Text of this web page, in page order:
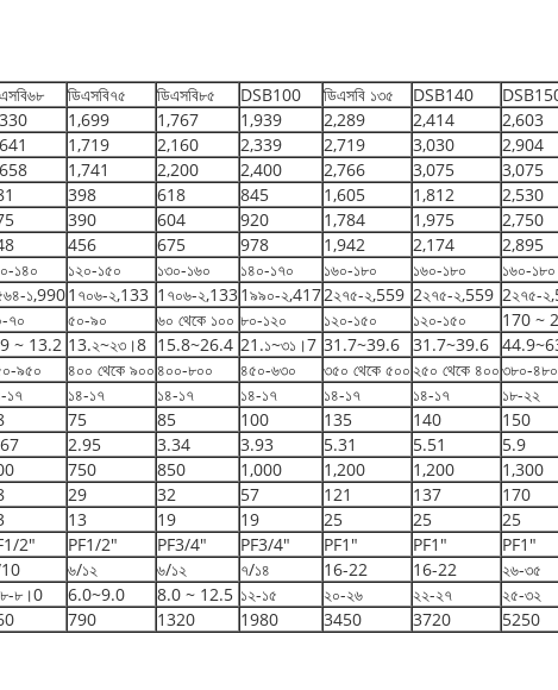
ডিএসবি৭৫ ডিএসবি৮৫ DSB100 ডিএসবি ১৩৫ DSB140
1,699 1,767 1,939 2,289 2,414 2,603
1,719 2,160 2,339 2,719 3,030 2,904
1,741 2,200 2,400 2,766 3,075 3,075
398 618 845 1,605 1,812 2,530
390 604 920 1,784 1,975 2,750
456 675 978 1,942 2,174 2,895
১৪০ ১২০-১৫০ ১৩০-১৬০ ১৪০-১৭০ ১৬০-১৮০ ১৬০-১৮০ ১৬০-১৮০
১,9901৭০৬-২,133 1৭০৬-২,1331৯৯০-২,4172২৭৫-২,559 2২৭৫-২,559 2২৭৫-
৭০ ৫০-৯০ ৬০ থেকে ১০০ ৮০-১২০ ১২০-১৫০ ১২০-১৫০ 170 ~
~ 13.2 13.২~২৩।8 15.8~26.4 21.১~৩১।7 31.7~39.6 31.7~39.6
৯৫০ ৪০০ থেকে ৯০০৪০০-৮০০ ৪৫০-৬৩০ ৩৫০ থেকে ৫০০২৫০ থেকে ৪০০৩৮০-৪৮০
১৭ ১৪-১৭ ১৪-১৭ ১৪-১৭ ১৪-১৭ ১৪-১৭ ১৮-২২
75 85 100 135 140 150
2.95 3.34 3.93 5.31 5.51 5.9
750 850 1,000 1,200 1,200 1,300
29 32 57 121 137 170
13 19 19 25 25 25
2" PF1/2" PF3/4" PF3/4" PF1" PF1" PF1"
৬/১২ ৬/১২ ৭/১৪ 16-22 16-22 ২৬-৩৫
৮।0 6.0~9.0 8.0 ~ 12.5 ১২-১৫ ২০-২৬ ২২-২৭ ২৫-৩২
790 1320 1980 3450 3720 5250